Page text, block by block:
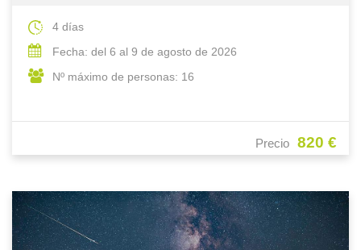
Precio 820 €
4 días
Fecha: del 6 al 9 de agosto de 2026
Nº máximo de personas: 16